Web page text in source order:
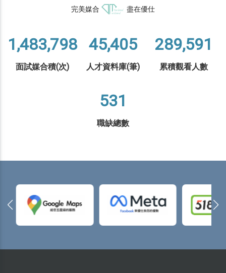
完美媒合 盡在優仕
1,483,798
面試媒合積(次)
45,405
人才資料庫(筆)
289,591
累積觀看人數
531
職缺總數